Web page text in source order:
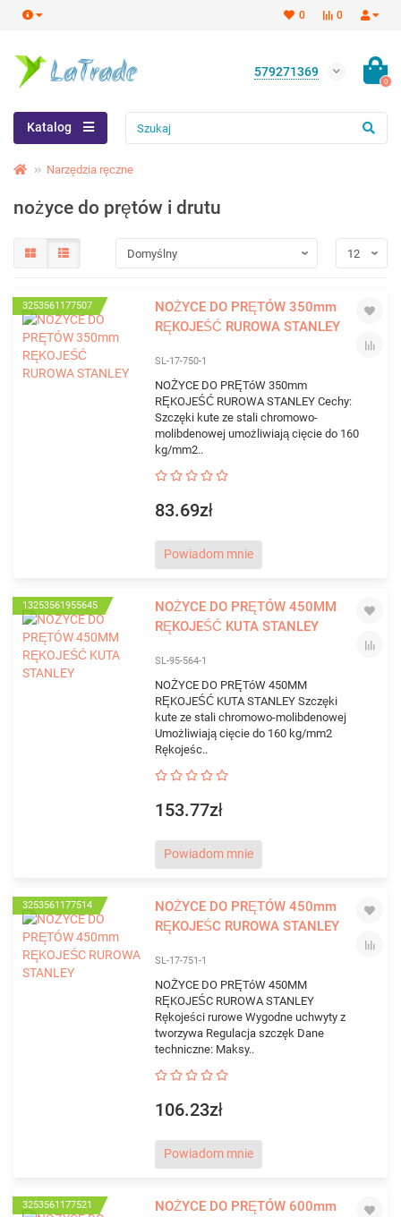
0
0
579271369
0
Katalog
Narzędzia ręczne
nożyce do prętów i drutu
3253561177507
NOŻYCE DO PRĘTÓW 350mm
RĘKOJEŚĆ RUROWA STANLEY
SL-17-750-1
NOŻYCE DO PRĘTóW 350mm
RĘKOJEŚĆ RUROWA STANLEY Cechy:
Szczęki kute ze stali chromowo-
molibdenowej umożliwiają cięcie do 160
kg/mm2..
83.69zł
Powiadom mnie
13253561955645
NOŻYCE DO PRĘTÓW 450MM
RĘKOJEŚĆ KUTA STANLEY
SL-95-564-1
NOŻYCE DO PRĘTóW 450MM
RĘKOJEŚĆ KUTA STANLEY Szczęki
kute ze stali chromowo-molibdenowej
Umożliwiają cięcie do 160 kg/mm2
Rękojeśc..
153.77zł
Powiadom mnie
3253561177514
NOŻYCE DO PRĘTÓW 450mm
RĘKOJEŚC RUROWA STANLEY
SL-17-751-1
NOŻYCE DO PRĘTóW 450MM
RĘKOJEŚC RUROWA STANLEY
Rękojeści rurowe Wygodne uchwyty z
tworzywa Regulacja szczęk Dane
techniczne: Maksy..
106.23zł
Powiadom mnie
3253561177521
NOŻYCE DO PRĘTÓW 600mm